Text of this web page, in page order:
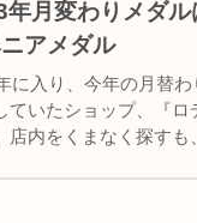
年月変わりメダ
アメダル
に入り、今年の月替
ていたショップ、『
店内をくまなく探す